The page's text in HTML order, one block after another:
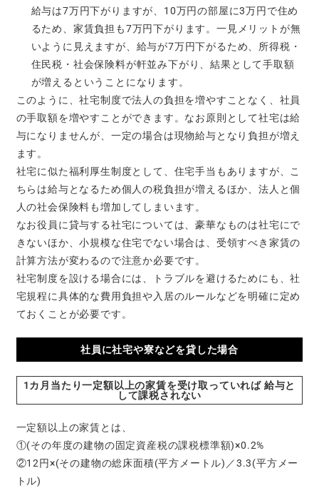
給与は7万円下がりますが、10万円の部屋に3万円で住め
るため、家賃負担も7万円下がります。一見メリットが無
いように見えますが、給与が7万円下がるため、所得税・
住民税・社会保険料が軒並み下がり、結果として手取額
が増えるということになります。
このように、社宅制度で法人の負担を増やすことなく、社員
の手取額を増やすことができます。なお原則として社宅は給
与になりませんが、一定の場合は現物給与となり負担が増え
ます。
社宅に似た福利厚生制度として、住宅手当もありますが、こ
ちらは給与となるため個人の税負担が増えるほか、法人と個
人の社会保険料も増加してしまいます。
なお役員に貸与する社宅については、豪華なものは社宅にで
きないほか、小規模な住宅でない場合は、受領すべき家賃の
計算方法が変わるので注意か必要です。
社宅制度を設ける場合には、トラブルを避けるためにも、社
宅規程に具体的な費用負担や入居のルールなどを明確に定め
ておくことが必要です。
社員に社宅や寮などを貸した場合
1カ月当たり一定額以上の家賃を受け取っていれば 給与と
して課税されない
一定額以上の家賃とは、
①(その年度の建物の固定資産税の課税標準額)×0.2%
②12円×(その建物の総床面積(平方メートル)／3.3(平方メー
トル)